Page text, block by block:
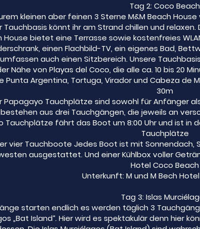
Tag 2: Coco Beach
kleinen aber feinen 3 Sterne M&M Beach
Tauchbasis könnt ihr am Strand chillen und
House bietet eine Terrasse sowie kostenfreies
einen Flachbild-TV, ein eigenes Bad,
auch einen Sitzbereich. Unsere
Nähe von Playas del Coco, die alle ca. 10 bis 20
Punta Argentina, Tortuga, Virador und Cabeza de
30m
Papagayo Tauchplätze sind sowohl für Anfänger
aus drei Tauchgängen, die jeweils an
Tauchplätze fährt das Boot um 8:00 Uhr und ist in
Tauchplätze
vier Tauchboote Jedes Boot ist mit Sonnendach,
ausgestattet. Und einer Kühlbox voller
Hotel Coco Beach
Unterkunft: M und M Bech
Tag 3: Islas
starten endlich es werden täglich 3
„Bat Island“. Hier wird es spektakulär denn hier